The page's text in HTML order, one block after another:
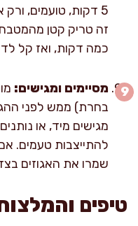
5 דקות, טועמים,
זה טריק קטן
כמה דקות, ואז קל
מסיימים ומגישים:
בחרת) ממש לפני
להתייצבות טעמים.
שמרו את האגוזים
טיפים